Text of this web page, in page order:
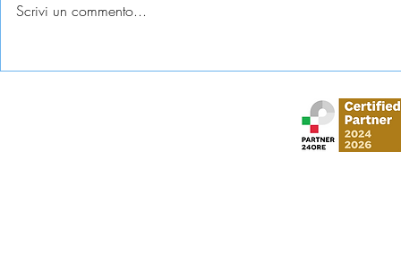
Scrivi un commento...